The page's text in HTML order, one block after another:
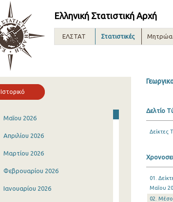
Ελληνική Στατιστική Αρχή
ΕΛΣΤΑΤ Στατιστικές Μητρώα
Ιστορικό
Μαΐου 2026
Απριλίου 2026
Μαρτίου 2026
Φεβρουαρίου 2026
Ιανουαρίου 2026
Δελτίο
Δείκτες
01.
Μαΐου
02.